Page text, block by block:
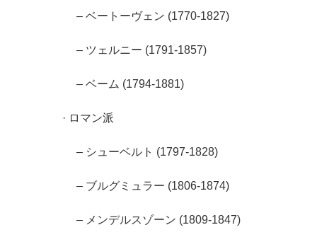
– ベートーヴェン (1770-1827)
– ツェルニー (1791-1857)
– ベーム (1794-1881)
· ロマン派
– シューベルト (1797-1828)
– ブルグミュラー (1806-1874)
– メンデルスゾーン (1809-1847)